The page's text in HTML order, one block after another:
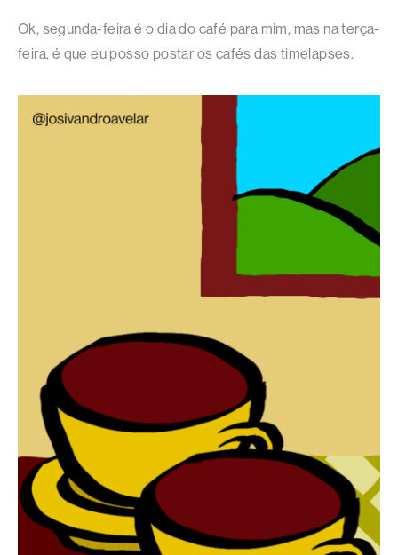
Ok, segunda-feira é o dia do café para mim, mas na terça-
feira, é que eu posso postar os cafés das timelapses.